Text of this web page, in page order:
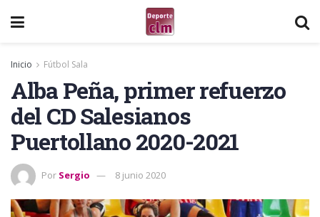
Inicio Fútbol Sala
Alba Peña, primer refuerzo
del CD Salesianos
Puertollano 2020-2021
Por Sergio 8 junio 2020